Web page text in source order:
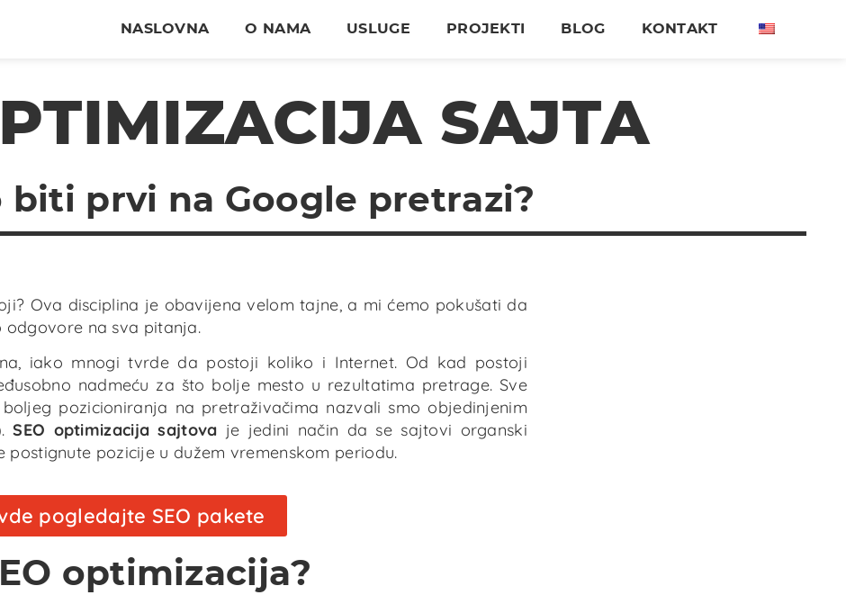
NASLOVNA O NAMA USLUGE PROJEKTI BLOG KONTAKT
SAJTA
biti prvi na Google pretrazi?
Ova disciplina je obavijena velom tajne, a mi ćemo pokušati da
odgovore na sva pitanja.
iako mnogi tvrde da postoji koliko i Internet. Od kad postoji
nadmeću za što bolje mesto u rezultatima pretrage. Sve
pozicioniranja na pretraživačima nazvali smo objedinjenim
SEO optimizacija sajtova je jedini način da se sajtovi organski
pozicije u dužem vremenskom periodu.
pogledajte SEO pakete
optimizacija?